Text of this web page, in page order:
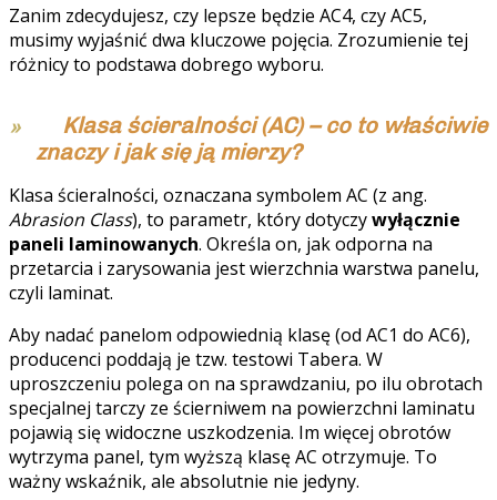
Zanim zdecydujesz, czy lepsze będzie AC4, czy AC5,
musimy wyjaśnić dwa kluczowe pojęcia. Zrozumienie tej
różnicy to podstawa dobrego wyboru.
Klasa ścieralności (AC) – co to właściwie
znaczy i jak się ją mierzy?
Klasa ścieralności, oznaczana symbolem AC (z ang.
Abrasion Class), to parametr, który dotyczywyłącznie
paneli laminowanych. Określa on, jak odporna na
przetarcia i zarysowania jest wierzchnia warstwa panelu,
czyli laminat.
Aby nadać panelom odpowiednią klasę (od AC1 do AC6),
producenci poddają je tzw. testowi Tabera. W
uproszczeniu polega on na sprawdzaniu, po ilu obrotach
specjalnej tarczy ze ścierniwem na powierzchni laminatu
pojawią się widoczne uszkodzenia. Im więcej obrotów
wytrzyma panel, tym wyższą klasę AC otrzymuje. To
ważny wskaźnik, ale absolutnie nie jedyny.